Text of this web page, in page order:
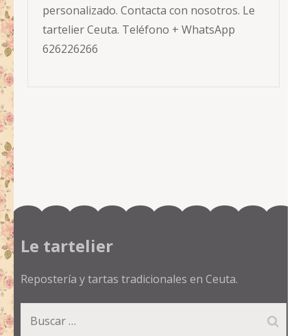
personalizado. Contacta con nosotros. Le
tartelier Ceuta. Teléfono + WhatsApp
626226266
Le tartelier
Repostería y tartas tradicionales en Ceuta.
Buscar: